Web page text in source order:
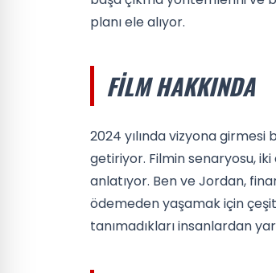
planı ele alıyor.
FILM HAKKINDA
2024 yılında vizyona girmesi
getiriyor. Filmin senaryosu,
anlatıyor. Ben ve Jordan,
ödemeden yaşamak için
tanımadıkları insanlardan